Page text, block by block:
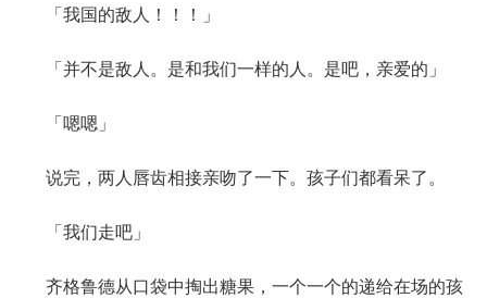
「我国的敌人！！！」
「并不是敌人。是和我们一样的人。是吧，亲爱的」
「嗯嗯」
说完，两人唇齿相接亲吻了一下。孩子们都看呆了。
「我们走吧」
齐格鲁德从口袋中掏出糖果，一个一个的递给在场的孩